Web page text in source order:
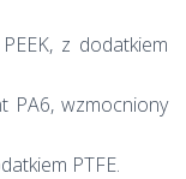
z dodatkiem
PA6, wzmocniony
PTFE.